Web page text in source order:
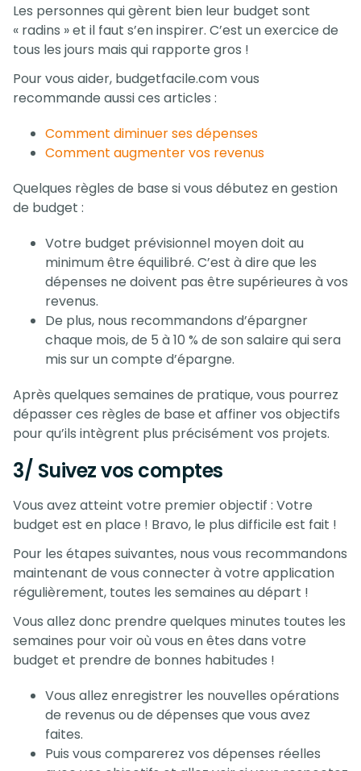
Les personnes qui gèrent bien leur budget sont
« radins » et il faut s’en inspirer. C’est un exercice de
tous les jours mais qui rapporte gros !
Pour vous aider, budgetfacile.com vous
recommande aussi ces articles :
Comment diminuer ses dépenses
Comment augmenter vos revenus
Quelques règles de base si vous débutez en gestion
de budget :
Votre budget prévisionnel moyen doit au
minimum être équilibré. C’est à dire que les
dépenses ne doivent pas être supérieures à vos
revenus.
De plus, nous recommandons d’épargner
chaque mois, de 5 à 10 % de son salaire qui sera
mis sur un compte d’épargne.
Après quelques semaines de pratique, vous pourrez
dépasser ces règles de base et affiner vos objectifs
pour qu’ils intègrent plus précisément vos projets.
3/ Suivez vos comptes
Vous avez atteint votre premier objectif : Votre
budget est en place ! Bravo, le plus difficile est fait !
Pour les étapes suivantes, nous vous recommandons
maintenant de vous connecter à votre application
régulièrement, toutes les semaines au départ !
Vous allez donc prendre quelques minutes toutes les
semaines pour voir où vous en êtes dans votre
budget et prendre de bonnes habitudes !
Vous allez enregistrer les nouvelles opérations
de revenus ou de dépenses que vous avez
faites.
Puis vous comparerez vos dépenses réelles